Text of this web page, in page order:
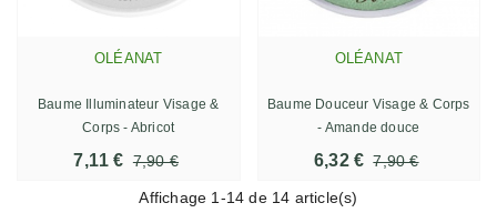
OLÉANAT
Baume Illuminateur Visage &
Corps - Abricot
7,11 € 7,90 €
OLÉANAT
Baume Douceur Visage & Corps
- Amande douce
6,32 € 7,90 €
Affichage 1 -14 de 14 article(s)